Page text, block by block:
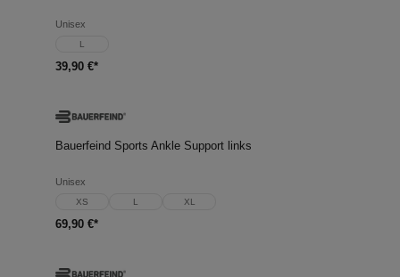
Unisex
L
39,90 €*
Bauerfeind Sports Ankle Support links
Unisex
XS L XL
69,90 €*